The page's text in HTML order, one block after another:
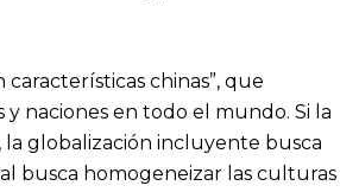
chinas”, que
naciones en todo el mundo. Si la
la globalización incluyente busca
busca homogeneizar las culturas